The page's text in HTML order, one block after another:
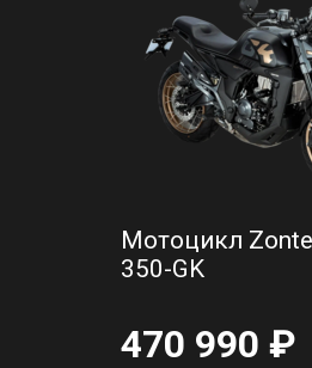
Мотоцикл
350-GK
470 990 ₽